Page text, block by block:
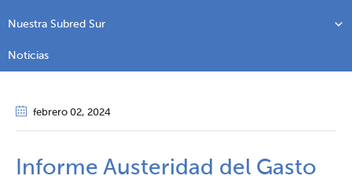
Nuestra Subred Sur
Noticias
febrero 02, 2024
Informe Austeridad del Gasto